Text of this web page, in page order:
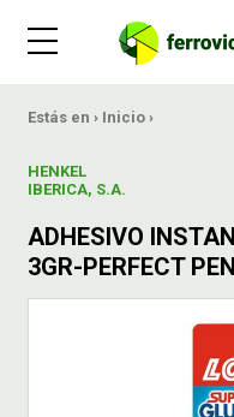
Estás en › Inicio ›
HENKEL
IBERICA, S.A.
ADHESIVO
3GR-PERFECT PEN